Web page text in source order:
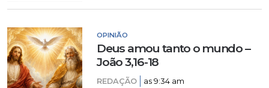
OPINIÃO
Deus amou tanto o mundo –
João 3,16-18
REDAÇÃO as 9:34 am